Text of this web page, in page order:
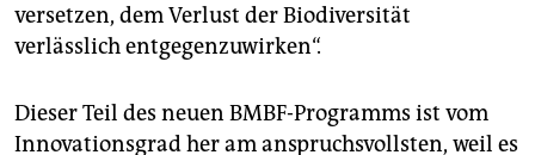
versetzen, dem Verlust der Biodiversität
verlässlich entgegenzuwirken“.
Dieser Teil des neuen BMBF-Programms ist vom
Innovationsgrad her am anspruchsvollsten, weil es